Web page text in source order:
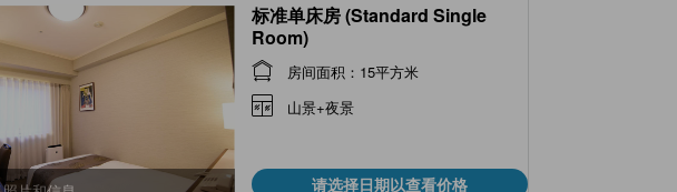
标准单床房 (Standard Single
Room)
房间面积：15平方米
山景+夜景
请选择日期以查看价格